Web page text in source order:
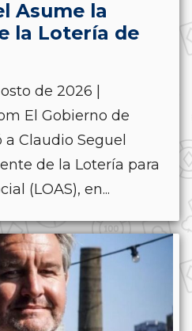
Asume la
la Lotería de
de 2026 |
El Gobierno de
Claudio Seguel
de la Lotería para
(LOAS), en...